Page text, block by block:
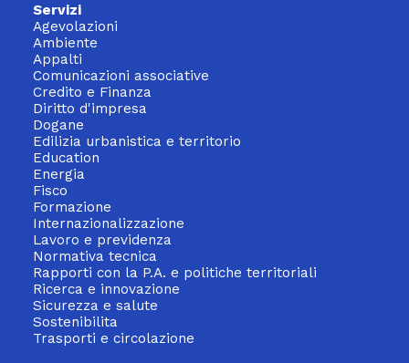
Servizi
Agevolazioni
Ambiente
Appalti
Comunicazioni associative
Credito e Finanza
Diritto d'impresa
Dogane
Edilizia urbanistica e territorio
Education
Energia
Fisco
Formazione
Internazionalizzazione
Lavoro e previdenza
Normativa tecnica
Rapporti con la P.A. e politiche territoriali
Ricerca e innovazione
Sicurezza e salute
Sostenibilita
Trasporti e circolazione